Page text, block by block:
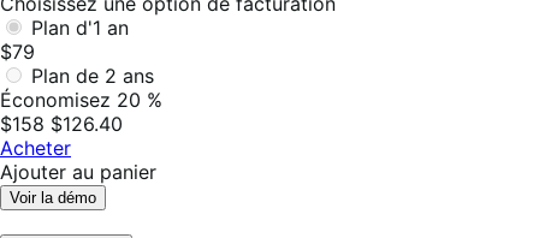
Plan d'1 an
$79
Plan de 2 ans
Économisez 20 %
$158 $126.40
Acheter
Ajouter au panier
Voir la démo